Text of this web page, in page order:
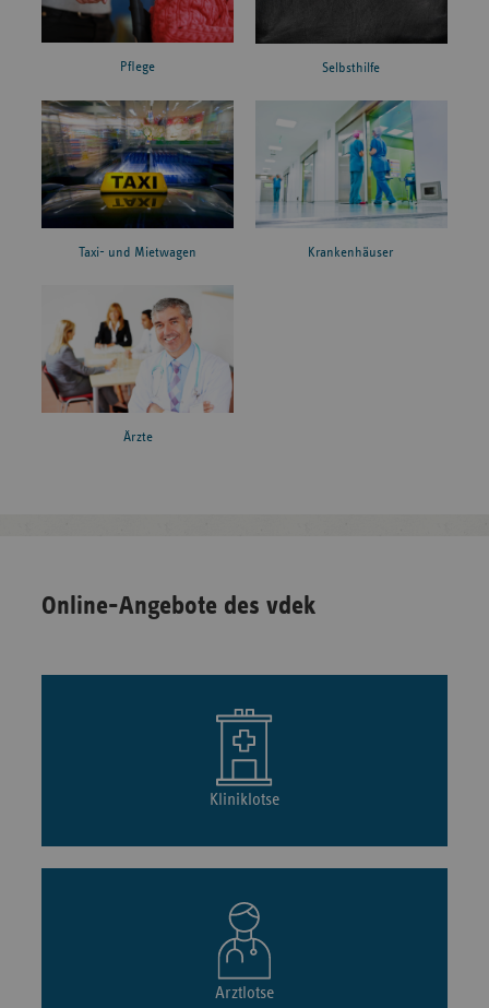
Pflege Selbsthilfe
Taxi- und Mietwagen Krankenhäuser
Ärzte
Online-Angebote des vdek
Kliniklotse
Arztlotse